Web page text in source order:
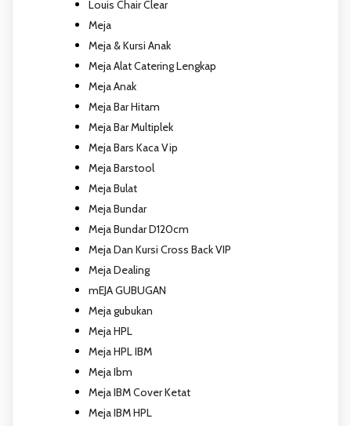
Louis Chair Clear
Meja
Meja & Kursi Anak
Meja Alat Catering Lengkap
Meja Anak
Meja Bar Hitam
Meja Bar Multiplek
Meja Bars Kaca Vip
Meja Barstool
Meja Bulat
Meja Bundar
Meja Bundar D120cm
Meja Dan Kursi Cross Back VIP
Meja Dealing
mEJA GUBUGAN
Meja gubukan
Meja HPL
Meja HPL IBM
Meja Ibm
Meja IBM Cover Ketat
Meja IBM HPL